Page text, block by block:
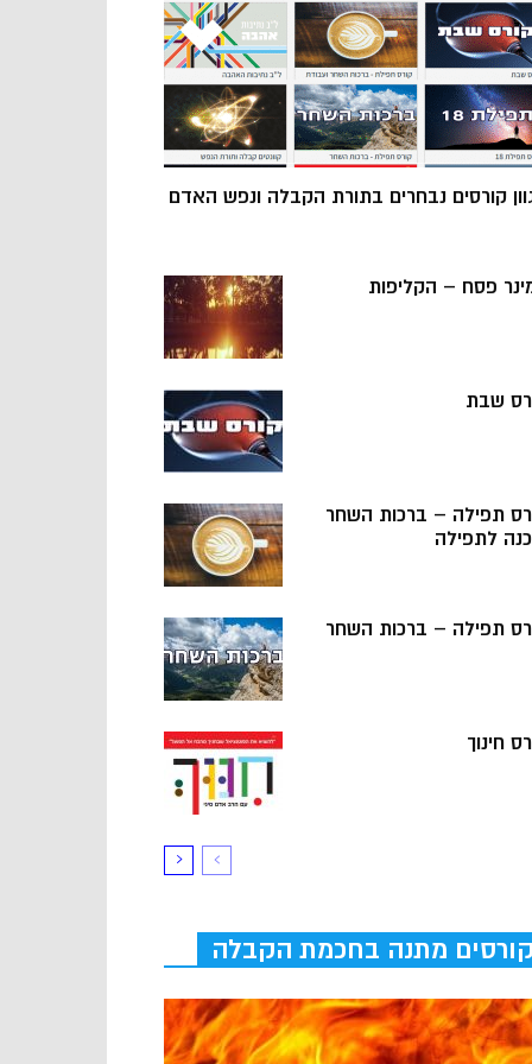
קורסים נבחרים בתורת הקבלה ונפש האדם
פסח – הקליפות
שבת
תפילה – ברכות השחר
לתפילה
תפילה – ברכות השחר
חינוך
קורסים מתנה בחכמת הקבלה